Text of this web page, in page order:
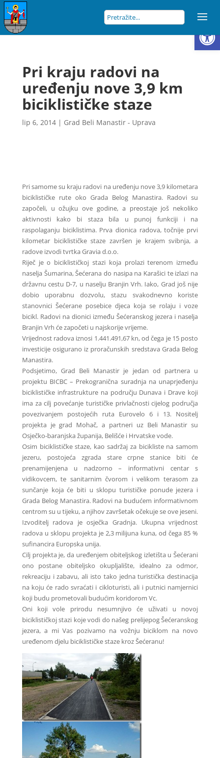
Pri kraju radovi na
uređenju nove 3,9 km
biciklističke staze
lip 6, 2014| Grad Beli Manastir - Uprava
Pri samome su kraju radovi na uređenju nove 3,9 kilometara
biciklističke rute oko Grada Belog Manastira. Radovi su
započeli, u ožujku ove godine, a preostaje još nekoliko
aktivnosti kako bi staza bila u punoj funkciji i na
raspolaganju biciklistima. Prva dionica radova, točnije prvi
kilometar biciklističke staze završen je krajem svibnja, a
radove izvodi tvrtka Gravia d.o.o.
Riječ je o biciklističkoj stazi koja prolazi terenom između
naselja Šumarina, Šećerana do nasipa na Karašici te izlazi na
državnu cestu D-7, u naselju Branjin Vrh. Iako, Grad još nije
dobio uporabnu dozvolu, stazu svakodnevno koriste
stanovnici Šećerane posebice djeca koja se rolaju i voze
bicikl. Radovi na dionici između Šećeranskog jezera i naselja
Branjin Vrh će započeti u najskorije vrijeme.
Vrijednost radova iznosi 1.441.491,67 kn, od čega je 15 posto
investicije osigurano iz proračunskih sredstava Grada Belog
Manastira.
Podsjetimo, Grad Beli Manastir je jedan od partnera u
projektu BICBC – Prekogranična suradnja na unaprjeđenju
biciklističke infrastrukture na području Dunava i Drave koji
ima za cilj povećanje turističke privlačnosti cijelog područja
povezivanjem postojećih ruta Eurovelo 6 i 13. Nositelj
projekta je grad Mohač, a partneri uz Beli Manastir su
Osječko-baranjska županija, Belišće i Hrvatske vode.
Osim biciklističke staze, kao sadržaj za bicikliste na samom
jezeru, postojeća zgrada stare crpne stanice biti će
prenamijenjena u nadzorno – informativni centar s
vidikovcem, te sanitarnim čvorom i velikom terasom za
sunčanje koja će biti u sklopu turističke ponude jezera i
Grada Belog Manastira. Radovi na budućem informativnom
centrom su u tijeku, a njihov završetak očekuje se ove jeseni.
Izvoditelj radova je osječka Gradnja. Ukupna vrijednost
radova u sklopu projekta je 2,3 milijuna kuna, od čega 85 %
sufinancira Europska unija.
Cilj projekta je, da uređenjem obiteljskog izletišta u Šećerani
ono postane obiteljsko okupljalište, idealno za odmor,
rekreaciju i zabavu, ali isto tako jedna turistička destinacija
na koju će rado svraćati i cikloturisti, ali i putnici namjernici
koji budu prometovali budućim koridorom Vc.
Oni koji vole prirodu nesumnjivo će uživati u novoj
biciklističkoj stazi koje vodi do našeg prelijepog Šećeranskog
jezera, a mi Vas pozivamo na vožnju biciklom na novo
uređenom djelu biciklističke staze kroz Šećeranu!